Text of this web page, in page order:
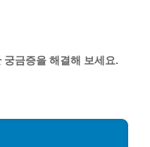
금증을 해결해 보세요.